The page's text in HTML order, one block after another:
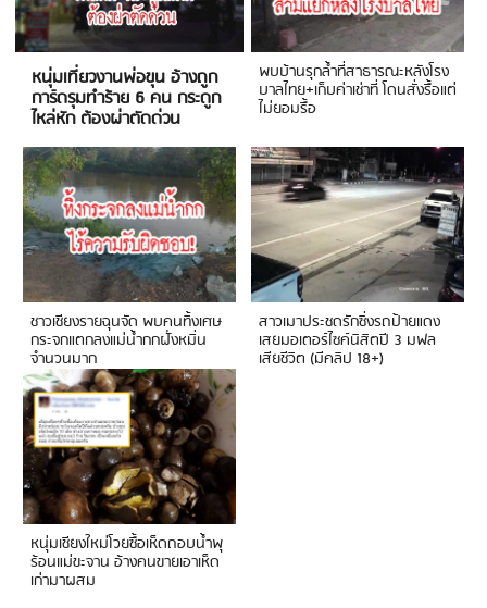
หนุ่มเที่ยวงานพ่อขุน อ้างถูก
การ์ดรุมทำร้าย 6 คน กระดูก
ไหล่หัก ต้องผ่าตัดด่วน
พบบ้านรุกล้ำที่สาธารณะหลังโรง
บาลไทย+เก็บค่าเช่าที่ โดนสั่งรื้อแต่
ไม่ยอมรื้อ
ชาวเชียงรายฉุนจัด พบคนทิ้งเศษ
กระจกแตกลงแม่น้ำกกฝั่งหมิ่น
จำนวนมาก
สาวเมาประชดรักซิ่งรถป้ายแดง
เสยมอเตอร์ไซค์นิสิตปี 3 มฟล
เสียชีวิต (มีคลิป 18+)
หนุ่มเชียงใหม่โวยซื้อเห็ดถอบน้ำพุ
ร้อนแม่ขะจาน อ้างคนขายเอาเห็ด
เก่ามาผสม